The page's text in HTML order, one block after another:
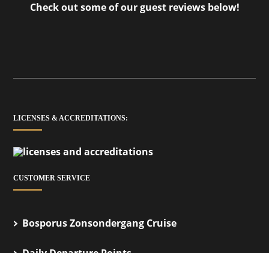
Check out some of our guest reviews below!
LICENSES & ACCREDITATIONS:
CUSTOMER SERVICE
Bosporus Zonsondergang Cruise